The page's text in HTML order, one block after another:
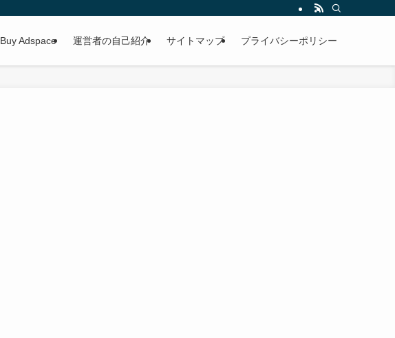
Buy Adspace 運営者の自己紹介 サイトマップ プライバシーポリシー